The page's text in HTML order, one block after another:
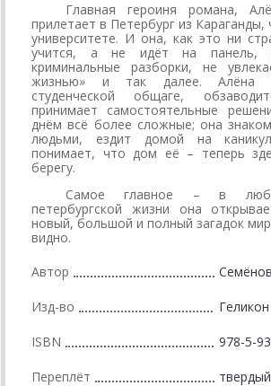
Главная героиня романа,
прилетает в Петербург из Караганды,
университете. И она, как это ни
учится, а не идёт на панель,
криминальные разборки, не
жизнью» и так далее. Алёна
студенческой общаге,
принимает самостоятельные
днём всё более сложные; она
людьми, ездит домой на
понимает, что дом её – теперь
берегу.
Самое главное – в
петербургской жизни она
новый, большой и полный загадок
видно.
Автор
Изд-во
ISBN 978-5-
Переплёт твердый